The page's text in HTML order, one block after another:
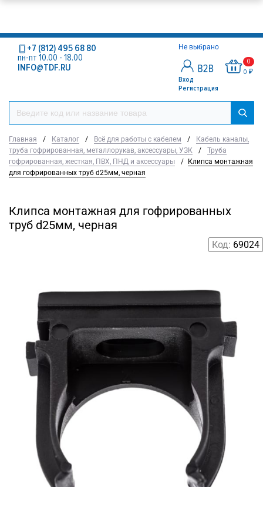
Не выбрано
Вход
Регистрация
0
0 ₽
+7 (812) 495 68 80
пн-пт 10.00 - 18.00
INFO@TDF.RU
Главная / Каталог / Всё для работы с кабелем /
Кабель каналы,
труба гофрированная, металлорукав, аксессуары, УЗК
/
Труба
гофрированная, жесткая, ПВХ, ПНД и аксессуары
/
Клипса монтажная
для гофрированных труб d25мм, черная
Клипса монтажная для гофрированных
труб d25мм, черная
Код: 69024